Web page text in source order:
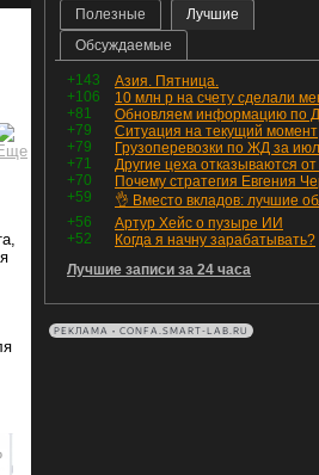
Полезные
Лучшие
Обсуждаемые
+143
Азия. Пятница.
+106
+81
+79
Ситуация на текущий момент
+79
+71
+70
+59
+56
Артур Хейс о пузыре ИИ
+52
Когда я начну зарабатывать?
Лучшие записи за 24 часа
РЕКЛАМА • CONFA.SMART-LAB.RU